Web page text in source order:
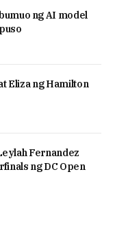
ng AI model
Eliza ng Hamilton
Fernandez
ng DC Open